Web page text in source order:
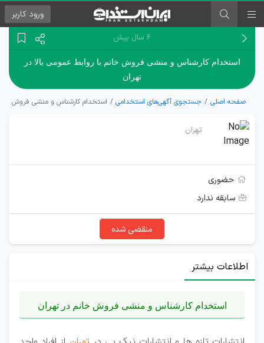
ورود کاربر
۶ سال پیش
استخدام کارشناس و منشی فروش خانم با روابط عمومی بالا در
تهران
صفحه اصلی جستجوی آگهی‌های استخدامی استخدام کارشناس و منشی فروش خانم
تهران
حضوری
سابقه ندارد
منقضی شده
اطلاعات بیشتر
استخدام کارشناس و منشی فروش خانم در تهران